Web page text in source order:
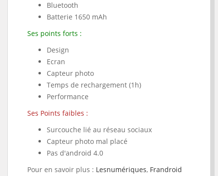
Bluetooth
Batterie 1650 mAh
Ses points forts :
Design
Ecran
Capteur photo
Temps de rechargement (1h)
Performance
Ses Points faibles :
Surcouche lié au réseau sociaux
Capteur photo mal placé
Pas d'android 4.0
Pour en savoir plus : Lesnumériques, Frandroid